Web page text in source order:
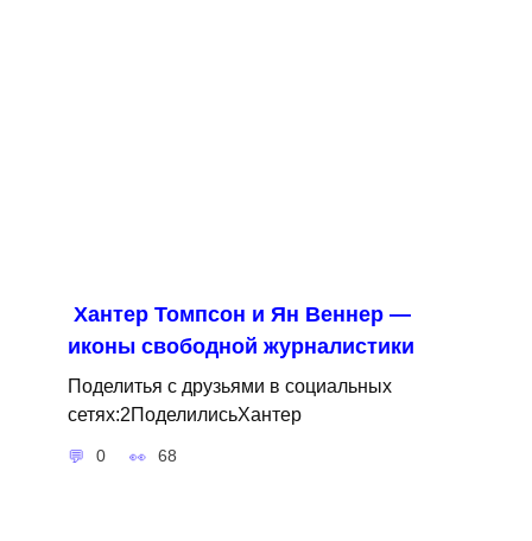
Хантер Томпсон и Ян Веннер —
иконы свободной журналистики
Поделитья с друзьями в социальных
сетях:2ПоделилисьХантер
0 68